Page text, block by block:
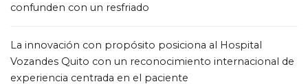
confunden con un resfriado
La innovación con propósito posiciona al Hospital
Vozandes Quito con un reconocimiento internacional de
experiencia centrada en el paciente